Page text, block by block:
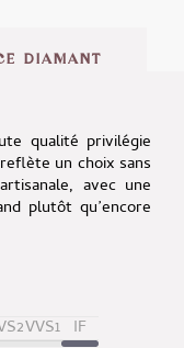
DIAMANT
qualité privilégie
un choix sans
avec une
plutôt qu’encore
VVS1 IF